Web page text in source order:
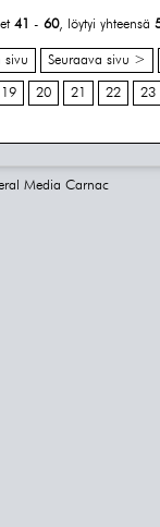
41 - 60, löytyi yhteensä
sivu Seuraava sivu >
19 20 21 22 23
Media Carnac